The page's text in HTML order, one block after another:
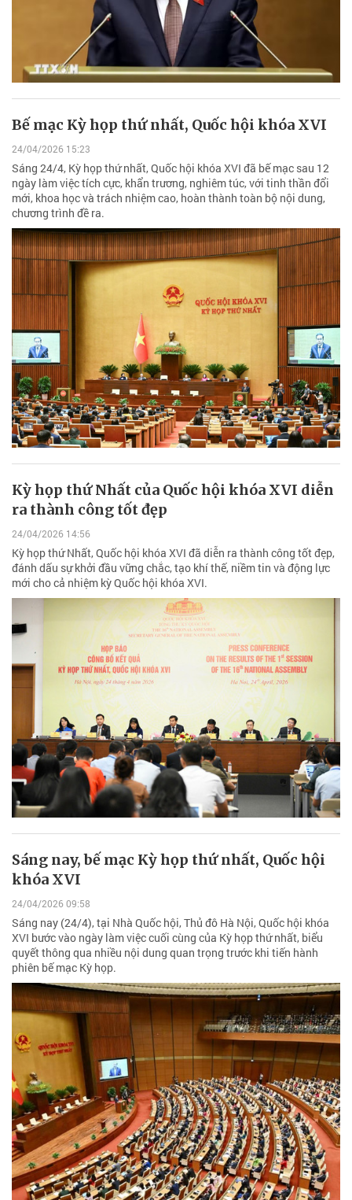
Bế mạc Kỳ họp thứ nhất, Quốc hội khóa XVI
24/04/2026 15:23
Sáng 24/4, Kỳ họp thứ nhất, Quốc hội khóa XVI đã bế mạc sau 12
ngày làm việc tích cực, khẩn trương, nghiêm túc, với tinh thần đổi
mới, khoa học và trách nhiệm cao, hoàn thành toàn bộ nội dung,
chương trình đề ra.
Kỳ họp thứ Nhất của Quốc hội khóa XVI diễn
ra thành công tốt đẹp
24/04/2026 14:56
Kỳ họp thứ Nhất, Quốc hội khóa XVI đã diễn ra thành công tốt đẹp,
đánh dấu sự khởi đầu vững chắc, tạo khí thế, niềm tin và động lực
mới cho cả nhiệm kỳ Quốc hội khóa XVI.
Sáng nay, bế mạc Kỳ họp thứ nhất, Quốc hội
khóa XVI
24/04/2026 09:58
Sáng nay (24/4), tại Nhà Quốc hội, Thủ đô Hà Nội, Quốc hội khóa
XVI bước vào ngày làm việc cuối cùng của Kỳ họp thứ nhất, biểu
quyết thông qua nhiều nội dung quan trọng trước khi tiến hành
phiên bế mạc Kỳ họp.